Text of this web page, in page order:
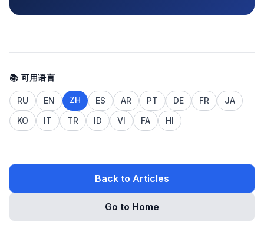
📚 可用语言
RU EN ZH ES AR PT DE FR
JA
KO
IT TR ID VI FA HI
Back to Articles
Go to Home